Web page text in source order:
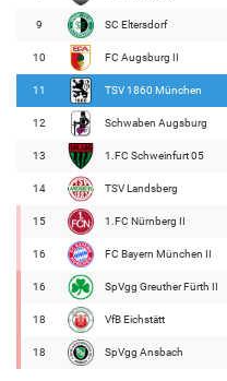
9 SC Eltersdorf
10 FC Augsburg II
11 TSV 1860 München
12 Schwaben Augsburg
13 1.FC Schweinfurt 05
14 TSV Landsberg
15 1.FC Nürnberg II
16 FC Bayern München II
16 SpVgg Greuther Fürth II
18 VfB Eichstätt
18 SpVgg Ansbach